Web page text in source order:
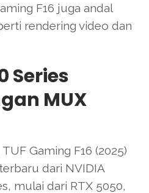
F16 juga andal
rendering video dan
Series
MUX
Gaming F16 (2025)
dari NVIDIA
mulai dari RTX 5050,